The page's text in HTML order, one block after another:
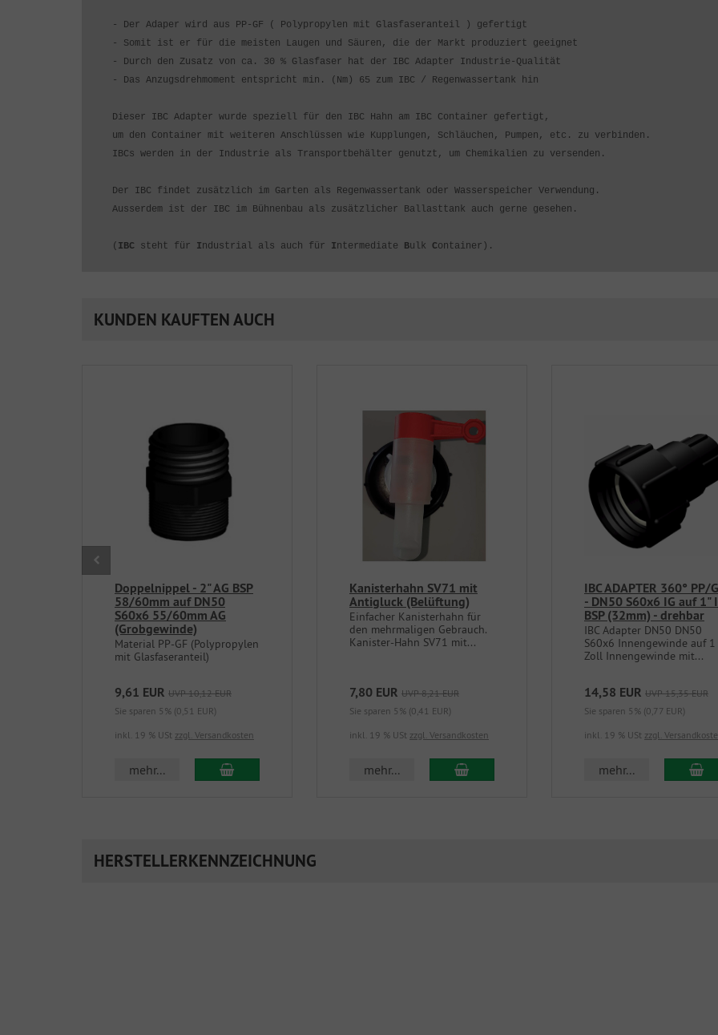
- Der Adaper wird aus PP-GF ( Polypropylen mit Glasfaseranteil ) gefertigt
- Somit ist er für die meisten Laugen und Säuren, die der Markt produziert geeignet
- Durch den Zusatz von ca. 30 % Glasfaser hat der IBC Adapter Industrie-Qualität
- Das Anzugsdrehmoment entspricht min. (Nm) 65 zum IBC / Regenwassertank hin
Dieser IBC Adapter wurde speziell für den IBC Hahn am IBC Container gefertigt,
um den Container mit weiteren Anschlüssen wie Kupplungen, Schläuchen, Pumpen, etc. zu verbinden.
IBCs werden in der Industrie als Transportbehälter genutzt, um Chemikalien zu versenden.
Der IBC findet zusätzlich im Garten als Regenwassertank oder Wasserspeicher Verwendung.
Ausserdem ist der IBC im Bühnenbau als zusätzlicher Ballasttank auch gerne gesehen.
( IBC steht für Industrial als auch für Intermediate Bulk Container).
KUNDEN KAUFTEN AUCH
Doppelnippel - 2" AG BSP
58/60mm auf DN50
S60x6 55/60mm AG
(Grobgewinde)
Material PP-GF (Polypropylen
mit Glasfaseranteil)
9,61 EUR UVP 10,12 EUR
Sie sparen 5% (0,51 EUR)
inkl. 19 % USt zzgl. Versandkosten
mehr... In den Warenkorb
Kanisterhahn SV71 mit
Antigluck (Belüftung)
Einfacher Kanisterhahn für
den mehrmaligen Gebrauch.
Kanister-Hahn SV71 mit...
7,80 EUR UVP 8,21 EUR
Sie sparen 5% (0,41 EUR)
inkl. 19 % USt zzgl. Versandkosten
mehr... In den Warenkorb
IBC ADAPTER 360° PP/
- DN50 S60x6 IG auf 1"
BSP (32mm) - drehbar
IBC Adapter DN50 DN50
S60x6 Innengewinde auf 1
Zoll Innengewinde mit...
14,58 EUR UVP 15,35 EUR
Sie sparen 5% (0,77 EUR)
inkl. 19 % USt zzgl.
mehr... In
HERSTELLERKENNZEICHNUNG